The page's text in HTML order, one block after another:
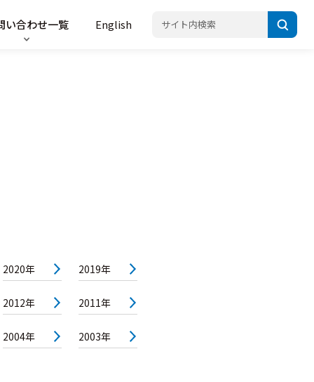
い合わせ一覧 English
2020年 2019年
2012年 2011年
2004年 2003年